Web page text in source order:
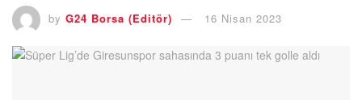
by G24 Borsa (Editör) 16 Nisan 2023